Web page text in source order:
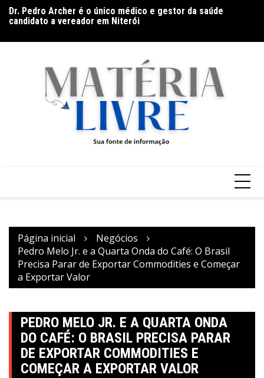
para
conteúdo
Dr. Pedro Archer é o único médico e gestor da saúde
candidato a vereador em Niterói
contra o Criciúma
Página inicial
Negócios
Pedro Melo Jr. e a Quarta Onda do Café: O Brasil
Precisa Parar de Exportar Commodities e Começar
a Exportar Valor
PEDRO MELO JR. E A QUARTA ONDA
DO CAFÉ: O BRASIL PRECISA PARAR
DE EXPORTAR COMMODITIES E
COMEÇAR A EXPORTAR VALOR